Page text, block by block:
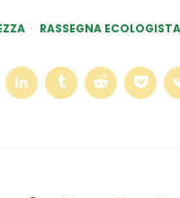
RASSEGNA ECOLOGISTA